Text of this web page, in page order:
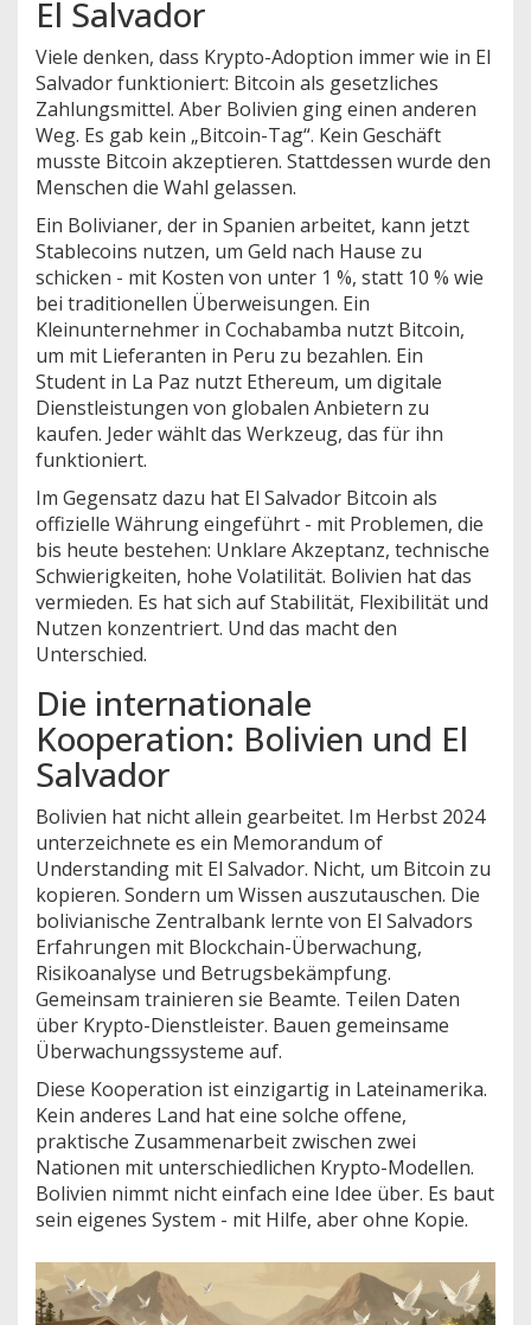
El Salvador
Viele denken, dass Krypto-Adoption immer wie in El
Salvador funktioniert: Bitcoin als gesetzliches
Zahlungsmittel. Aber Bolivien ging einen anderen
Weg. Es gab kein „Bitcoin-Tag“. Kein Geschäft
musste Bitcoin akzeptieren. Stattdessen wurde den
Menschen die Wahl gelassen.
Ein Bolivianer, der in Spanien arbeitet, kann jetzt
Stablecoins nutzen, um Geld nach Hause zu
schicken - mit Kosten von unter 1 %, statt 10 % wie
bei traditionellen Überweisungen. Ein
Kleinunternehmer in Cochabamba nutzt Bitcoin,
um mit Lieferanten in Peru zu bezahlen. Ein
Student in La Paz nutzt Ethereum, um digitale
Dienstleistungen von globalen Anbietern zu
kaufen. Jeder wählt das Werkzeug, das für ihn
funktioniert.
Im Gegensatz dazu hat El Salvador Bitcoin als
offizielle Währung eingeführt - mit Problemen, die
bis heute bestehen: Unklare Akzeptanz, technische
Schwierigkeiten, hohe Volatilität. Bolivien hat das
vermieden. Es hat sich auf Stabilität, Flexibilität und
Nutzen konzentriert. Und das macht den
Unterschied.
Die internationale
Kooperation: Bolivien und El
Salvador
Bolivien hat nicht allein gearbeitet. Im Herbst 2024
unterzeichnete es ein Memorandum of
Understanding mit El Salvador. Nicht, um Bitcoin zu
kopieren. Sondern um Wissen auszutauschen. Die
bolivianische Zentralbank lernte von El Salvadors
Erfahrungen mit Blockchain-Überwachung,
Risikoanalyse und Betrugsbekämpfung.
Gemeinsam trainieren sie Beamte. Teilen Daten
über Krypto-Dienstleister. Bauen gemeinsame
Überwachungssysteme auf.
Diese Kooperation ist einzigartig in Lateinamerika.
Kein anderes Land hat eine solche offene,
praktische Zusammenarbeit zwischen zwei
Nationen mit unterschiedlichen Krypto-Modellen.
Bolivien nimmt nicht einfach eine Idee über. Es baut
sein eigenes System - mit Hilfe, aber ohne Kopie.